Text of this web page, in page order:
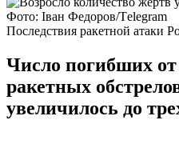
Фото: Іван Федоров/Тelegram
Последствия ракетной атаки
Число погибших от
ракетных
увеличилось до